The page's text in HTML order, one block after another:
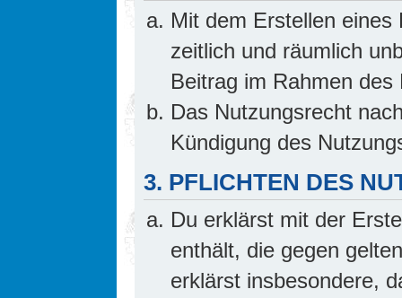
Mit dem Erstellen
zeitlich und räumlich
Beitrag im Rahmen
Das Nutzungsrecht
Kündigung des
3. PFLICHTEN DES
Du erklärst mit der
enthält, die gegen
erklärst insbesondere,